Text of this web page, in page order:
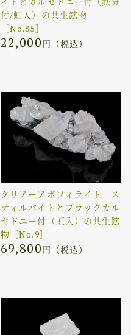
付/虹入）の共生鉱物
［No.85］
22,000円（税込）
クリアーアポフィライト ス
ティルバイトとブラックカル
セドニー付（虹入）の共生鉱
物［No.9］
69,800円（税込）